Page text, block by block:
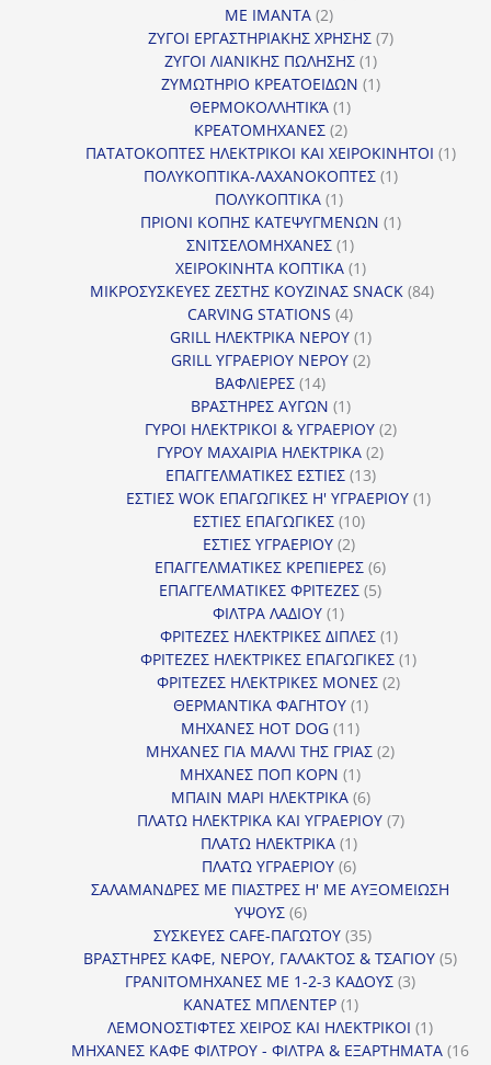
ΜΕ ΙΜΑΝΤΑ 22
προϊόντα
ΖΥΓΟΙ ΕΡΓΑΣΤΗΡΙΑΚΗΣ ΧΡΗΣΗΣ 77
ΖΥΓΟΙ ΛΙΑΝΙΚΗΣ ΠΩΛΗΣΗΣ 11
προϊόν
ΖΥΜΩΤΗΡΙΟ ΚΡΕΑΤΟΕΙΔΩΝ 11
ΘΕΡΜΟΚΟΛΛΗΤΙΚΆ 11
προϊόν
ΚΡΕΑΤΟΜΗΧΑΝΕΣ 22
προϊόντα
ΠΑΤΑΤΟΚΟΠΤΕΣ ΗΛΕΚΤΡΙΚΟΙ ΚΑΙ ΧΕΙΡΟΚΙΝΗΤΟΙ 11
ΠΟΛΥΚΟΠΤΙΚΑ-ΛΑΧΑΝΟΚΟΠΤΕΣ 11
ΠΟΛΥΚΟΠΤΙΚΑ 11
προϊόν
ΠΡΙΟΝΙ ΚΟΠΗΣ ΚΑΤΕΨΥΓΜΕΝΩΝ 11
ΣΝΙΤΣΕΛΟΜΗΧΑΝΕΣ 11
προϊόν
ΧΕΙΡΟΚΙΝΗΤΑ ΚΟΠΤΙΚΑ 11
προϊόν
ΜΙΚΡΟΣΥΣΚΕΥΕΣ ΖΕΣΤΗΣ ΚΟΥΖΙΝΑΣ SNACK 8484
CARVING STATIONS 44
προϊόντα
GRILL ΗΛΕΚΤΡΙΚΑ ΝΕΡΟΥ 11
προϊόν
GRILL ΥΓΡΑΕΡΙΟΥ ΝΕΡΟΥ 22
ΒΑΦΛΙΕΡΕΣ 1414
προϊόντα
ΒΡΑΣΤΗΡΕΣ ΑΥΓΩΝ 11
προϊόν
ΓΥΡΟΙ ΗΛΕΚΤΡΙΚΟΙ & ΥΓΡΑΕΡΙΟΥ 22
ΓΥΡΟΥ ΜΑΧΑΙΡΙΑ ΗΛΕΚΤΡΙΚΑ 22
ΕΠΑΓΓΕΛΜΑΤΙΚΕΣ ΕΣΤΙΕΣ 1313
προϊόντα
ΕΣΤΙΕΣ WOK ΕΠΑΓΩΓΙΚΕΣ Η' ΥΓΡΑΕΡΙΟΥ 11
ΕΣΤΙΕΣ ΕΠΑΓΩΓΙΚΕΣ 1010
ΕΣΤΙΕΣ ΥΓΡΑΕΡΙΟΥ 22
προϊόντα
ΕΠΑΓΓΕΛΜΑΤΙΚΕΣ ΚΡΕΠΙΕΡΕΣ 66
προϊόντα
ΕΠΑΓΓΕΛΜΑΤΙΚΕΣ ΦΡΙΤΕΖΕΣ 55
ΦΙΛΤΡΑ ΛΑΔΙΟΥ 11
προϊόν
ΦΡΙΤΕΖΕΣ ΗΛΕΚΤΡΙΚΕΣ ΔΙΠΛΕΣ 11
προϊόν
ΦΡΙΤΕΖΕΣ ΗΛΕΚΤΡΙΚΕΣ ΕΠΑΓΩΓΙΚΕΣ 11
ΦΡΙΤΕΖΕΣ ΗΛΕΚΤΡΙΚΕΣ ΜΟΝΕΣ 22
ΘΕΡΜΑΝΤΙΚΑ ΦΑΓΗΤΟΥ 11
ΜΗΧΑΝΕΣ HOT DOG 1111
προϊόντα
ΜΗΧΑΝΕΣ ΓΙΑ ΜΑΛΛΙ ΤΗΣ ΓΡΙΑΣ 22
ΜΗΧΑΝΕΣ ΠΟΠ ΚΟΡΝ 11
προϊόν
ΜΠΑΙΝ ΜΑΡΙ ΗΛΕΚΤΡΙΚΑ 66
προϊόντα
ΠΛΑΤΩ ΗΛΕΚΤΡΙΚΑ ΚΑΙ ΥΓΡΑΕΡΙΟΥ 77
ΠΛΑΤΩ ΗΛΕΚΤΡΙΚΑ 11
προϊόν
ΠΛΑΤΩ ΥΓΡΑΕΡΙΟΥ 66
προϊόντα
ΣΑΛΑΜΑΝΔΡΕΣ ΜΕ ΠΙΑΣΤΡΕΣ Η' ΜΕ ΑΥΞΟΜΕΙΩΣΗ
ΥΨΟΥΣ 66
προϊόντα
ΣΥΣΚΕΥΕΣ CAFE-ΠΑΓΩΤΟΥ 3535
προϊόντα
ΒΡΑΣΤΗΡΕΣ ΚΑΦΕ, ΝΕΡΟΥ, ΓΑΛΑΚΤΟΣ & ΤΣΑΓΙΟΥ 55
ΓΡΑΝΙΤΟΜΗΧΑΝΕΣ ΜΕ 1-2-3 ΚΑΔΟΥΣ 33
ΚΑΝΑΤΕΣ ΜΠΛΕΝΤΕΡ 11
προϊόν
ΛΕΜΟΝΟΣΤΙΦΤΕΣ ΧΕΙΡΟΣ ΚΑΙ ΗΛΕΚΤΡΙΚΟΙ 11
προϊόν
ΜΗΧΑΝΕΣ ΚΑΦΕ ΦΙΛΤΡΟΥ - ΦΙΛΤΡΑ & ΕΞΑΡΤΗΜΑΤΑ 16